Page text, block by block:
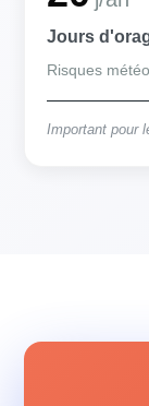
Jours
Risques
Important pour